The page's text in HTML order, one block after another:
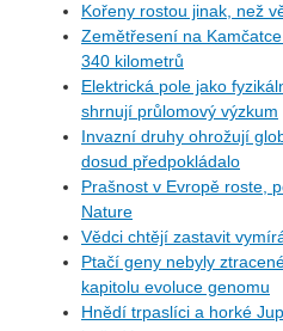
Kořeny rostou jinak, než
Zemětřesení na
340 kilometrů
Elektrická pole jako
shrnují průlomový výzkum
Invazní druhy ohrožují
dosud předpokládalo
Prašnost v Evropě roste,
Nature
Vědci chtějí zastavit
Ptačí geny nebyly
kapitolu evoluce genomu
Hnědí trpaslíci a horké